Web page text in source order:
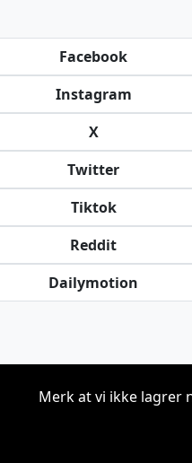
Facebook
Instagram
X
Twitter
Tiktok
Reddit
Dailymotion
Merk at vi ikke lagrer